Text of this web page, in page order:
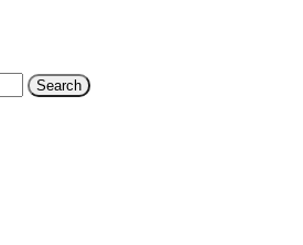
Search